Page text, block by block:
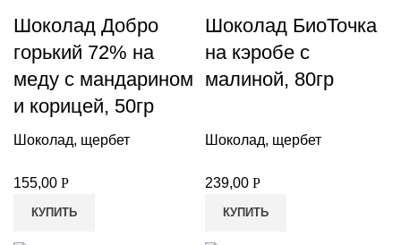
Шоколад Добро
горький 72% на
меду с мандарином
и корицей, 50гр
Шоколад, щербет
155,00 Р
КУПИТЬ
Шоколад БиоТочка
на кэробе с
малиной, 80гр
Шоколад, щербет
239,00 Р
КУПИТЬ